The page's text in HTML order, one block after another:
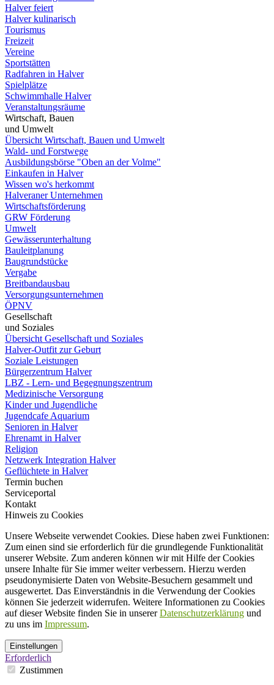
Halver feiert
Halver kulinarisch
Tourismus
Freizeit
Vereine
Sportstätten
Radfahren in Halver
Spielplätze
Schwimmhalle Halver
Veranstaltungsräume
Wirtschaft, Bauen
und Umwelt
Übersicht Wirtschaft, Bauen und Umwelt
Wald- und Forstwege
Ausbildungsbörse "Oben an der Volme"
Einkaufen in Halver
Wissen wo's herkommt
Halveraner Unternehmen
Wirtschaftsförderung
GRW Förderung
Umwelt
Gewässerunterhaltung
Bauleitplanung
Baugrundstücke
Vergabe
Breitbandausbau
Versorgungsunternehmen
ÖPNV
Gesellschaft
und Soziales
Übersicht Gesellschaft und Soziales
Halver-Outfit zur Geburt
Soziale Leistungen
Bürgerzentrum Halver
LBZ - Lern- und Begegnungszentrum
Medizinische Versorgung
Kinder und Jugendliche
Jugendcafe Aquarium
Senioren in Halver
Ehrenamt in Halver
Religion
Netzwerk Integration Halver
Geflüchtete in Halver
Termin buchen
Serviceportal
Kontakt
Hinweis zu Cookies
Unsere Webseite verwendet Cookies. Diese haben zwei Funktionen:
Zum einen sind sie erforderlich für die grundlegende Funktionalität
unserer Website. Zum anderen können wir mit Hilfe der Cookies
unsere Inhalte für Sie immer weiter verbessern. Hierzu werden
pseudonymisierte Daten von Website-Besuchern gesammelt und
ausgewertet. Das Einverständnis in die Verwendung der Cookies
können Sie jederzeit widerrufen. Weitere Informationen zu Cookies
auf dieser Website finden Sie in unsererDatenschutzerklärung und
zu uns im Impressum.
Einstellungen
Erforderlich
Zustimmen